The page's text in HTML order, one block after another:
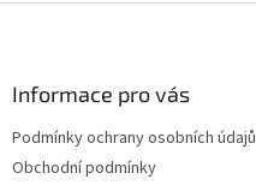
Informace pro vás
Podmínky ochrany osobních údajů
Obchodní podmínky